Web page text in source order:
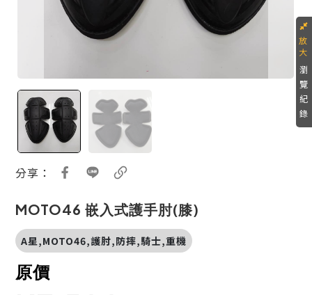
分享：
MOTO46 嵌入式護手肘(膝)
A星,MOTO46,護肘,防摔,騎士,重機
原價
瀏
覽
紀
錄